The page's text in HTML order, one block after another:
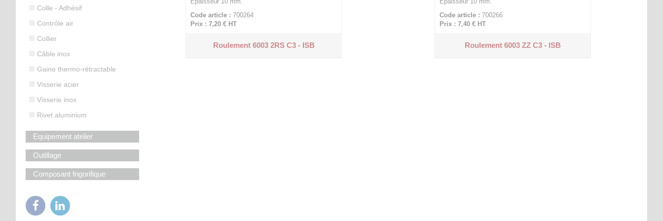
Colle - Adhésif
Contrôle air
Collier
Câble inox
Gaine thermo-rétractable
Visserie acier
Visserie inox
Rivet aluminium
Equipement atelier
Outillage
Composant frigorifique
Code article : 700264
Prix : 7,20 € HT
Roulement 6003 2RS C3 - ISB
Code article : 700266
Prix : 7,40 € HT
Roulement 6003 ZZ C3 - ISB